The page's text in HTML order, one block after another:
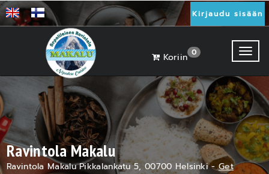
Kirjaudu sisään
Koriin0
Ravintola Makalu
Ravintola Makalu Pikkalankatu 5, 00700 Helsinki -Get